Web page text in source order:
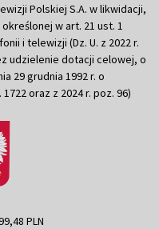
Polskiej S.A. w likwidacji,
w art. 21 ust. 1
i telewizji (Dz. U. z 2022 r.
udzielenie dotacji celowej, o
29 grudnia 1992 r. o
oraz z 2024 r. poz. 96)
PLN